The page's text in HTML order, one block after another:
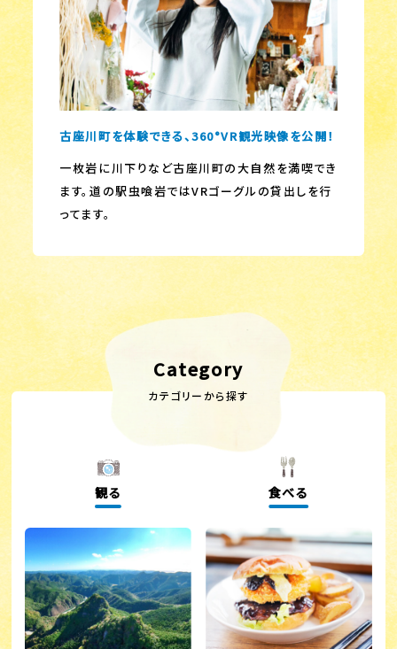
古座川町を体験できる、360°VR観光映像を公開！
一枚岩に川下りなど古座川町の大自然を満喫でき
ます。道の駅虫喰岩ではVRゴーグルの貸出しを行
ってます。
Category
カテゴリーから探す
観る 食べる